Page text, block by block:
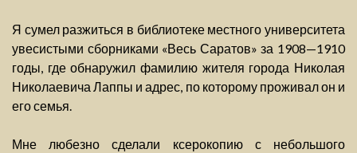
Я сумел разжиться в библиотеке местного университета
увесистыми сборниками «Весь Саратов» за 1908—1910
годы, где обнаружил фамилию жителя города Николая
Николаевича Лаппы и адрес, по которому проживал он и
его семья.
Мне любезно сделали ксерокопию с небольшого